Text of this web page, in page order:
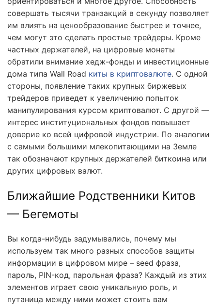
совершать тысячи транзакций в секунду позволяет
им влиять на ценообразование быстрее и точнее,
чем могут это сделать простые трейдеры. Кроме
частных держателей, на цифровые монеты
обратили внимание хедж-фонды и инвестиционные
дома типа Wall Road киты в криптовалюте. С одной
стороны, появление таких крупных биржевых
трейдеров приведет к увеличению попыток
манипулирования курсом криптовалют. С другой —
интерес институциональных фондов повышает
доверие ко всей цифровой индустрии. По аналогии
с самыми большими млекопитающими на Земле
так обозначают крупных держателей биткоина или
других цифровых валют.
Ближайшие Родственники Китов
— Бегемоты
Вы когда-нибудь задумывались, почему мы
используем так много разных способов защиты
информации в цифровом мире – seed фраза,
пароль, PIN-код, парольная фраза? Каждый из этих
элементов играет свою уникальную роль, и
путаница между ними может стоить вам